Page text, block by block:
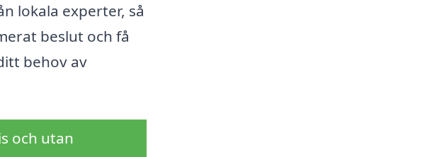
lokala experter, så
beslut och få
behov av
och utan